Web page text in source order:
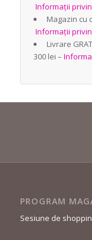
Informații
Magazin cu
Informații
Livrare
300 lei –
PROGRAM
Sesiune de